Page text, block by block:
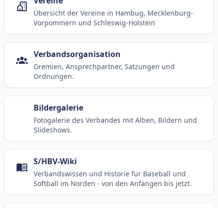
Landesauswahlen, NSBA, Projekte und
Programme
Berichte, Ankündigungen, Termine und
Baseball Academy, Projekte und Programme
Vereine
Vorpommern und Schleswig-Holstein
Verbandsorganisation
Ordnungen.
Bildergalerie